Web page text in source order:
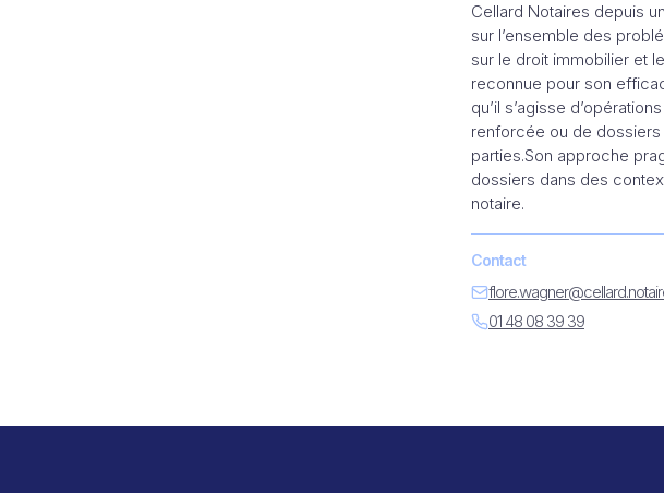
Cellard Notaires depuis
sur l’ensemble des
sur le droit immobilier et
reconnue pour son
qu’il s’agisse
renforcée ou de dossiers
parties.Son approche
dossiers dans des
notaire.
Contact
01 48 08 39 39